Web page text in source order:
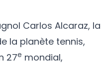
Carlos Alcaraz, la
la planète tennis,
27e mondial,